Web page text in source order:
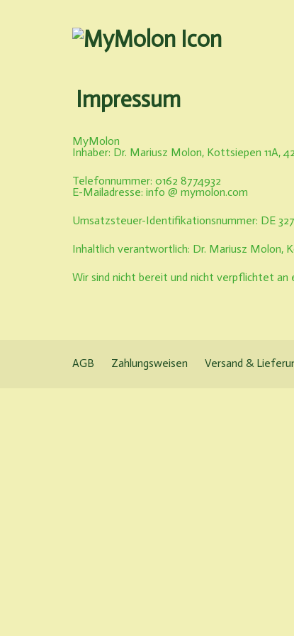
Impressum
MyMolon
Inhaber: Dr. Mariusz Molon, Kottsiepen 11A,
Telefonnummer: 0162 8774932
E-Mailadresse: info @ mymolon.com
Umsatzsteuer-Identifikationsnummer: DE
Inhaltlich verantwortlich: Dr. Mariusz Molon,
Wir sind nicht bereit und nicht verpflichtet an
AGB Zahlungsweisen Versand &